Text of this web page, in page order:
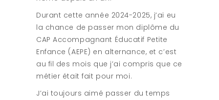
Durant cette année 2024-2025, j’ai eu
la chance de passer mon diplôme du
CAP Accompagnant Éducatif Petite
Enfance (AEPE) en alternance, et c’est
au fil des mois que j’ai compris que ce
métier était fait pour moi.
J’ai toujours aimé passer du temps